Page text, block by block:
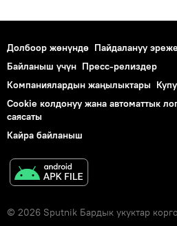
Долбоор жөнүндө Пайдалануу
Байланыш үчүн Пресс-релиздер
Компаниялардын жаңылыктары
Cookie колдонуу жана автоматтык
саясаты
Кайра байланыш
© 2026 Sputnik Бардык укуктар